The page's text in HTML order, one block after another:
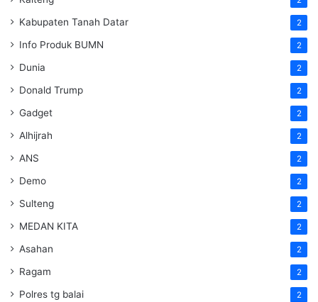
Kabupaten Tanah Datar 2
Info Produk BUMN 2
Dunia 2
Donald Trump 2
Gadget 2
Alhijrah 2
ANS 2
Demo 2
Sulteng 2
MEDAN KITA 2
Asahan 2
Ragam 2
Polres tg balai 2